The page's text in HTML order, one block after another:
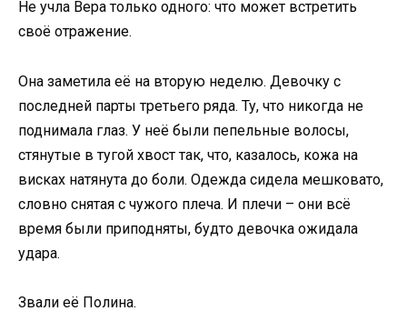
Не учла Вера только одного: что может встретить
своё отражение.
Она заметила её на вторую неделю. Девочку с
последней парты третьего ряда. Ту, что никогда не
поднимала глаз. У неё были пепельные волосы,
стянутые в тугой хвост так, что, казалось, кожа на
висках натянута до боли. Одежда сидела мешковато,
словно снятая с чужого плеча. И плечи – они всё
время были приподняты, будто девочка ожидала
удара.
Звали её Полина.